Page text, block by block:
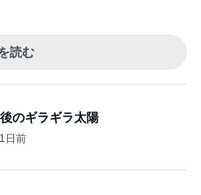
読む
のギラギラ太陽
1日前